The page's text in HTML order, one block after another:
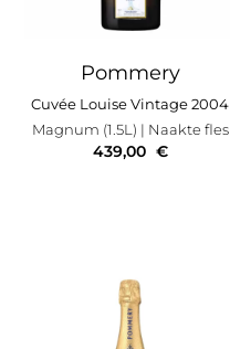
Pommery
Cuvée Louise Vintage 2004
Magnum (1.5L) | Naakte fles
439,00 €